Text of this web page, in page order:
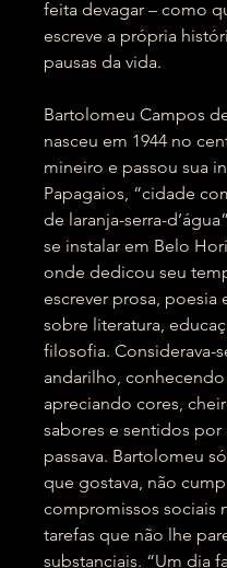
feita devagar – como
escreve a própria
pausas da vida.
Bartolomeu Campos
nasceu em 1944 no
mineiro e passou sua
Papagaios, “cidade
de laranja-serra-
se instalar em Belo
onde dedicou seu
escrever prosa, poesia
sobre literatura,
filosofia. Considerava-
andarilho, conhecendo
apreciando cores,
sabores e sentidos por
passava. Bartolomeu
que gostava, não
compromissos sociais
tarefas que não lhe
substanciais. “Um dia